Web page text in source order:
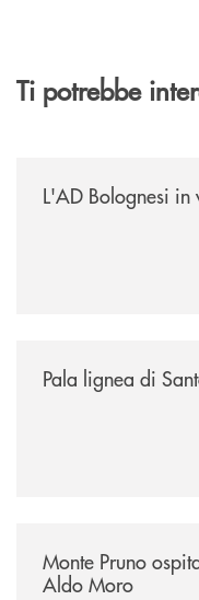
Ti potrebbe
L'AD Bolognesi in
Pala lignea di
Monte Pruno
Aldo Moro